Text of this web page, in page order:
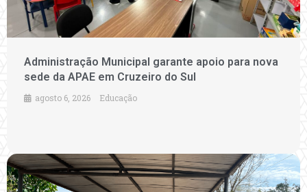
Administração Municipal garante apoio para nova
sede da APAE em Cruzeiro do Sul
agosto 6, 2026 Educação